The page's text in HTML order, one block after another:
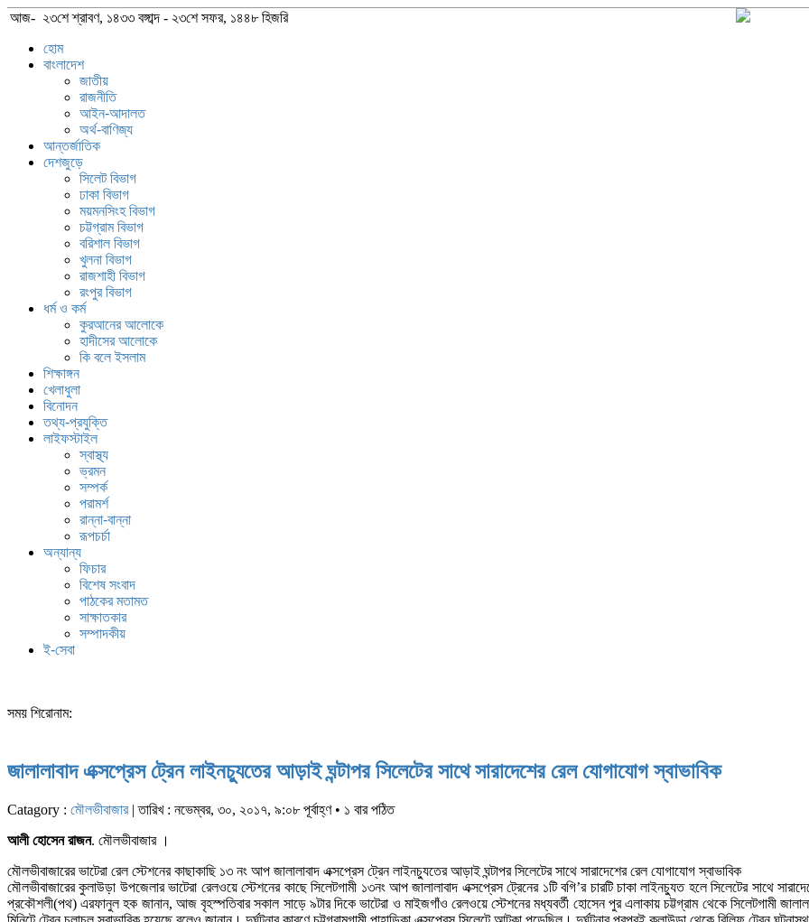
আজ- ২৩শে শ্রাবণ, ১৪৩৩ বঙ্গাব্দ - ২৩শে সফর, ১৪৪৮ হিজরি
হোম
বাংলাদেশ
জাতীয়
রাজনীতি
আইন-আদালত
অর্থ-বাণিজ্য
আন্তর্জাতিক
দেশজুড়ে
সিলেট বিভাগ
ঢাকা বিভাগ
ময়মনসিংহ বিভাগ
চট্টগ্রাম বিভাগ
বরিশাল বিভাগ
খুলনা বিভাগ
রাজশাহী বিভাগ
রংপুর বিভাগ
ধর্ম ও কর্ম
কুরআনের আলোকে
হাদীসের আলোকে
কি বলে ইসলাম
শিক্ষাঙ্গন
খেলাধুলা
বিনোদন
তথ্য-প্রযুক্তি
লাইফস্টাইল
স্বাস্থ্য
ভ্রমন
সম্পর্ক
পরামর্শ
রান্না-বান্না
রূপচর্চা
অন্যান্য
ফিচার
বিশেষ সংবাদ
পাঠকের মতামত
সাক্ষাতকার
সম্পাদকীয়
ই-সেবা
সময় শিরোনাম:
জালালাবাদ এক্সপ্রেস ট্রেন লাইনচ্যুতের আড়াই ঘন্টাপর সিলেটের সাথে সারাদেশের রেল যোগাযোগ স্বাভাবিক
Catagory : মৌলভীবাজার| তারিখ : নভেম্বর, ৩০, ২০১৭, ৯:০৮ পূর্বাহ্ণ • ১ বার পঠিত
আলী হোসেন রাজন. মৌলভীবাজার ।
মৌলভীবাজারের ভাটেরা রেল স্টেশনের কাছাকাছি ১৩ নং আপ জালালাবাদ এক্সপ্রেস ট্রেন লাইনচ্যুতের আড়াই ঘন্টাপর সিলেটের সাথে সারাদেশের রেল যোগাযোগ স্বাভাবিক
মৌলভীবাজারের কুলাউড়া উপজেলার ভাটেরা রেলওয়ে স্টেশনের কাছে সিলেটগামী ১৩নং আপ জালালাবাদ এক্সপ্রেস ট্রেনের ১টি বগি’র চারটি চাকা লাইনচ্যুত হলে সিলেটের সাথে
প্রকৌশলী(পথ) এরফানুল হক জানান, আজ বৃহস্পতিবার সকাল সাড়ে ৯টার দিকে ভাটেরা ও মাইজগাঁও রেলওয়ে স্টেশনের মধ্যবর্তী হোসেন পুর এলাকায় চট্টগ্রাম থেকে সিলেটগামী